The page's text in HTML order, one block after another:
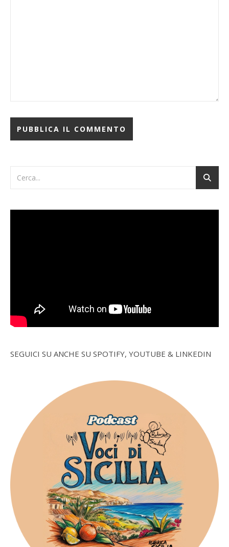
SEGUICI SU ANCHE SU SPOTIFY, YOUTUBE & LINKEDIN